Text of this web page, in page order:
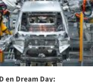
en Dream Day: